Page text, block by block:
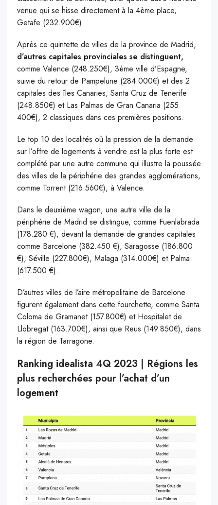
venue qui se hisse directement à la 4ème place,
Getafe (232.900€).
Après ce quintette de villes de la province de Madrid,
d’autres capitales provinciales se distinguent,
comme Valence (248.250€), 3ème ville d’Espagne,
suivie du retour de Pampelune (284.000€) et des 2
capitales des îles Canaries, Santa Cruz de Tenerife
(248.850€) et Las Palmas de Gran Canaria (255
400€), 2 classiques dans ces premières positions.
Le top 10 des localités où la pression de la demande
sur l’offre de logements à vendre est la plus forte est
complété par une autre commune qui illustre la poussée
des villes de la périphérie des grandes agglomérations,
comme Torrent (216.560€), à Valence.
Dans le deuxième wagon, une autre ville de la
périphérie de Madrid se distingue, comme Fuenlabrada
(178.280 €), devant la demande de grandes capitales
comme Barcelone (382.450 €), Saragosse (186.800
€), Séville (227.800€), Malaga (314.000€) et Palma
(617.500 €).
D’autres villes de l’aire métropolitaine de Barcelone
figurent également dans cette fourchette, comme Santa
Coloma de Gramanet (157.800€) et Hospitalet de
Llobregat (163.700€), ainsi que Reus (149.850€), dans
la région de Tarragone.
Ranking idealista 4Q 2023 | Régions les
plus recherchées pour l’achat d’un
logement